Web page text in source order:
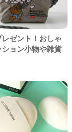
ゼント！おしゃ
ョン小物や雑貨